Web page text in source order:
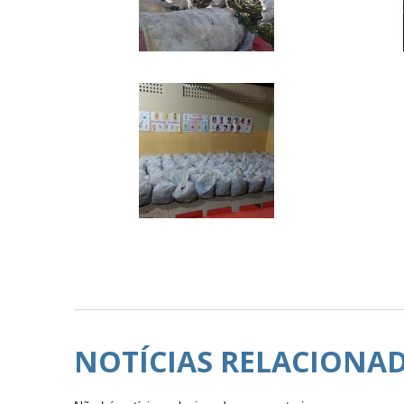
NOTÍCIAS